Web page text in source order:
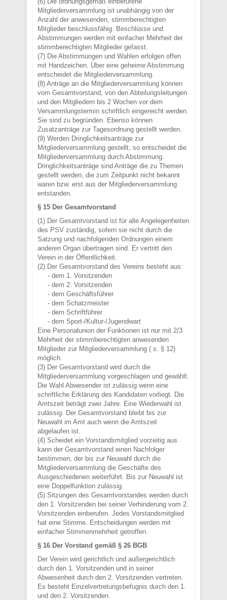
Mitgliederversammlung ist unabhängig von der
Anzahl der anwesenden, stimmberechtigten
Mitglieder beschlussfähig. Beschlüsse und
Abstimmungen werden mit einfacher Mehrheit der
stimmberechtigten Mitglieder gefasst.
(7) Die Abstimmungen und Wahlen erfolgen offen
mit Handzeichen. Über eine geheime Abstimmung
entscheidet die Mitgliederversammlung.
(8) Anträge an die Mitgliederversammlung können
vom Gesamtvorstand, von den Abteilungsleitungen
und den Mitgliedern bis 2 Wochen vor dem
Versammlungstermin schriftlich eingereicht werden.
Sie sind zu begründen. Ebenso können
Zusatzanträge zur Tagesordnung gestellt werden.
(9) Werden Dringlichkeitsanträge zur
Mitgliederversammlung gestellt, so entscheidet die
Mitgliederversammlung durch Abstimmung.
Dringlichkeitsanträge sind Anträge die zu Themen
gestellt werden, die zum Zeitpunkt nicht bekannt
waren bzw. erst aus der Mitgliederversammlung
entstanden.
§ 15 Der Gesamtvorstand
(1) Der Gesamtvorstand ist für alle Angelegenheiten
des PSV zuständig, sofern sie nicht durch die
Satzung und nachfolgenden Ordnungen einem
anderen Organ übertragen sind. Er vertritt den
Verein in der Öffentlichkeit.
(2) Der Gesamtvorstand des Vereins besteht aus:
- dem 1. Vorsitzenden
- dem 2. Vorsitzenden
- dem Geschäftsführer
- dem Schatzmeister
- dem Schriftführer
- dem Sport-/Kultur-/Jugendwart
Eine Personalunion der Funktionen ist nur mit 2/3
Mehrheit der stimmberechtigten anwesenden
Mitglieder zur Mitgliederversammlung ( s. § 12)
möglich.
(3) Der Gesamtvorstand wird durch die
Mitgliederversammlung vorgeschlagen und gewählt.
Die Wahl Abwesender ist zulässig wenn eine
schriftliche Erklärung des Kandidaten vorliegt. Die
Amtszeit beträgt zwei Jahre. Eine Wiederwahl ist
zulässig. Der Gesamtvorstand bleibt bis zur
Neuwahl im Amt auch wenn die Amtszeit
abgelaufen ist.
(4) Scheidet ein Vorstandsmitglied vorzeitig aus
kann der Gesamtvorstand einen Nachfolger
bestimmen, der bis zur Neuwahl durch die
Mitgliederversammlung die Geschäfte des
Ausgeschiedenen weiterführt. Bis zur Neuwahl ist
eine Doppelfunktion zulässig.
(5) Sitzungen des Gesamtvorstandes werden durch
den 1. Vorsitzenden bei seiner Verhinderung vom 2.
Vorsitzenden einberufen. Jedes Vorstandsmitglied
hat eine Stimme. Entscheidungen werden mit
einfacher Stimmenmehrheit getroffen.
§ 16 Der Vorstand gemäß § 26 BGB
Der Verein wird gerichtlich und außergerichtlich
durch den 1. Vorsitzenden und in seiner
Abwesenheit durch den 2. Vorsitzenden vertreten.
Es besteht Einzelvertretungsbefugnis durch den 1.
und den 2. Vorsitzenden.